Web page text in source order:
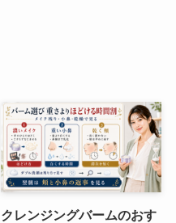
クレンジングバームのおす